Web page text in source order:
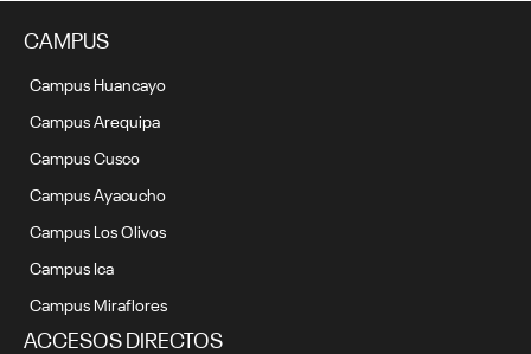
CAMPUS
Campus Huancayo
Campus Arequipa
Campus Cusco
Campus Ayacucho
Campus Los Olivos
Campus Ica
Campus Miraflores
ACCESOS DIRECTOS